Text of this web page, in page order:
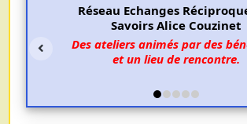
Réseau Echanges
Savoirs Alice Couzinet
Des ateliers animés par des
et un lieu de rencontre.